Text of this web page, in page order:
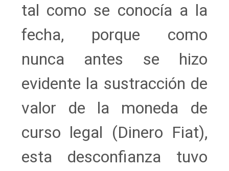
tal como se conocía a la
fecha, porque como
nunca antes se hizo
evidente la sustracción de
valor de la moneda de
curso legal (Dinero Fiat),
esta desconfianza tuvo